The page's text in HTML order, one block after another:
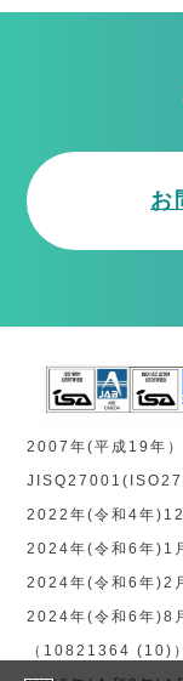
お
2007年(平成19年
2022年(令和4年
2024年(令和6年)1
2024年(令和6年)2
2024年(令和6年)8
（10821364 (10)）